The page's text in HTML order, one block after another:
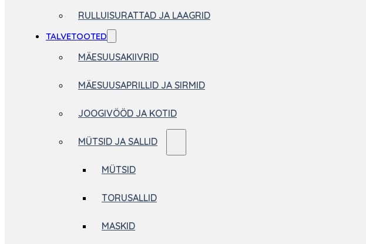
RULLUISURATTAD JA LAAGRID
TALVETOOTED
MÄESUUSAKIIVRID
MÄESUUSAPRILLID JA SIRMID
JOOGIVÖÖD JA KOTID
MÜTSID JA SALLID
MÜTSID
TORUSALLID
MASKID